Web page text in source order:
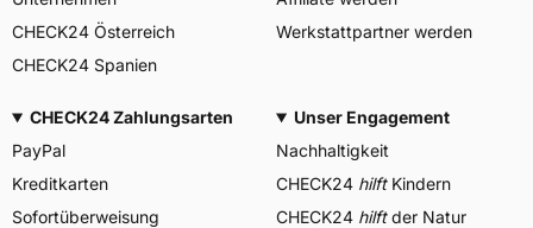
CHECK24 Österreich
CHECK24 Spanien
Werkstattpartner werden
CHECK24 Zahlungsarten
PayPal
Kreditkarten
Sofortüberweisung
Unser Engagement
Nachhaltigkeit
CHECK24 hilftKindern
CHECK24 hilftder Natur